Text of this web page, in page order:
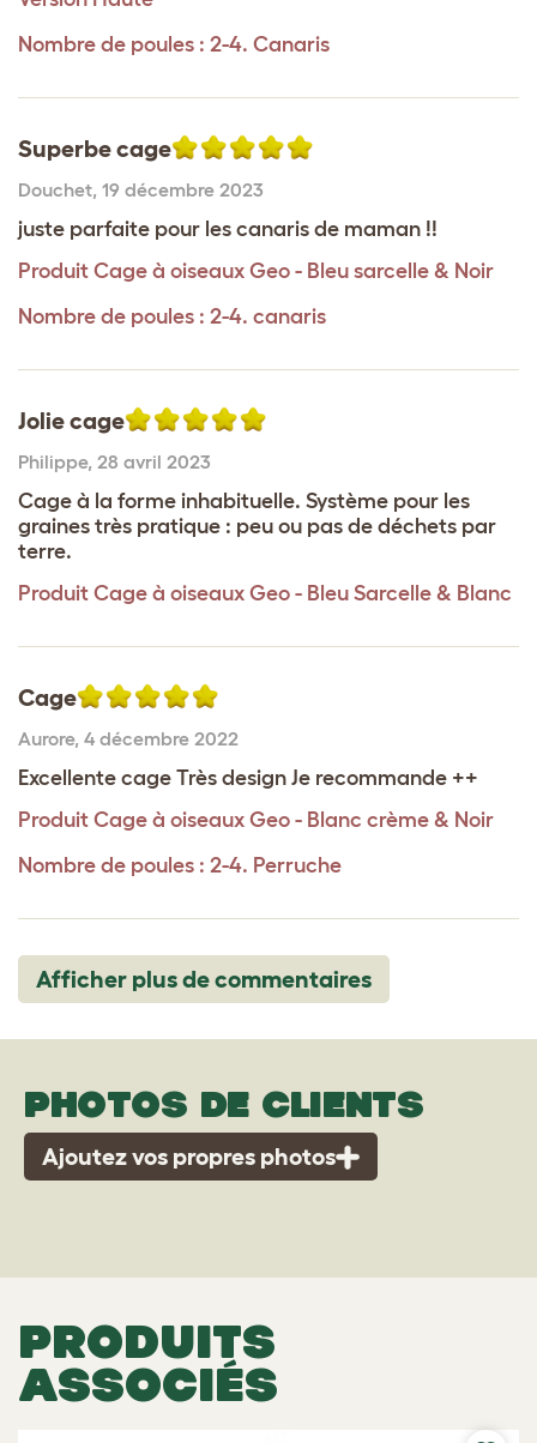
Nombre de poules : 2-4. Canaris
Superbe cage
Douchet, 19 décembre 2023
juste parfaite pour les canaris de maman !!
Produit Cage à oiseaux Geo - Bleu sarcelle & Noir
Nombre de poules : 2-4. canaris
Jolie cage
Philippe, 28 avril 2023
Cage à la forme inhabituelle. Système pour les
graines très pratique : peu ou pas de déchets par
terre.
Produit Cage à oiseaux Geo - Bleu Sarcelle & Blanc
Cage
Aurore, 4 décembre 2022
Excellente cage Très design Je recommande ++
Produit Cage à oiseaux Geo - Blanc crème & Noir
Nombre de poules : 2-4. Perruche
Afficher plus de commentaires
PHOTOS DE CLIENTS
Ajoutez vos propres photos
PRODUITS
ASSOCIÉS